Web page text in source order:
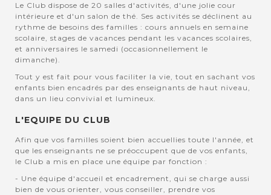
Le Club dispose de 20 salles d'activités, d'une jolie cour
intérieure et d'un salon de thé. Ses activités se déclinent au
rythme de besoins des familles : cours annuels en semaine
scolaire, stages de vacances pendant les vacances scolaires,
et anniversaires le samedi (occasionnellement le
dimanche).
Tout y est fait pour vous faciliter la vie, tout en sachant vos
enfants bien encadrés par des enseignants de haut niveau,
dans un lieu convivial et lumineux.
L'EQUIPE DU CLUB
Afin que vos familles soient bien accuellies toute l'année, et
que les enseignants ne se préoccupent que de vos enfants,
le Club a mis en place une équipe par fonction :
- Une équipe d'accueil et encadrement, qui se charge aussi
bien de vous orienter, vous conseiller, prendre vos